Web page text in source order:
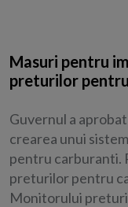
Masuri pentru
preturilor
Guvernul a
crearea unui
pentru carburanti.
preturilor pentru
Monitorului